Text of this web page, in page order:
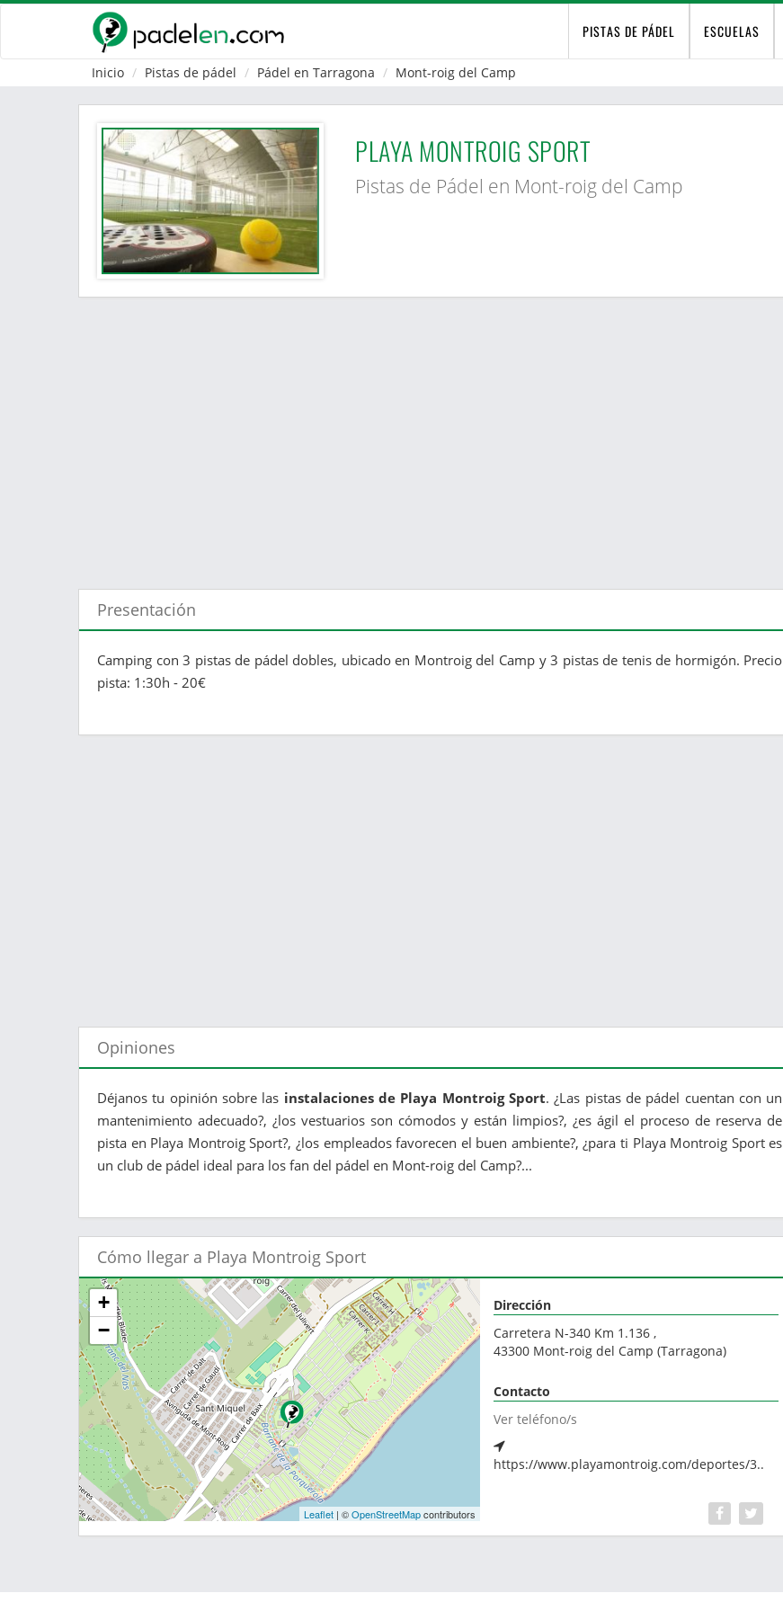
PISTAS DE PÁDEL ESCUELAS
Inicio Pistas de pádel Pádel en Tarragona Mont-roig del Camp
PLAYA MONTROIG SPORT
Pistas de Pádel en Mont-roig del Camp
Presentación
Camping con 3 pistas de pádel dobles, ubicado en Montroig del Camp y 3 pistas de tenis de hormigón. Precio
pista: 1:30h - 20€
Opiniones
Déjanos tu opinión sobre las instalaciones de Playa Montroig Sport. ¿Las pistas de pádel cuentan con un
mantenimiento adecuado?, ¿los vestuarios son cómodos y están limpios?, ¿es ágil el proceso de reserva de
pista en Playa Montroig Sport?, ¿los empleados favorecen el buen ambiente?, ¿para ti Playa Montroig Sport es
un club de pádel ideal para los fan del pádel en Mont-roig del Camp?...
Cómo llegar a Playa Montroig Sport
+
−
Leaflet | ©OpenStreetMapcontributors
Dirección
Carretera N-340 Km 1.136 ,
43300 Mont-roig del Camp (Tarragona)
Contacto
Ver teléfono/s
https://www.playamontroig.com/deportes/3..